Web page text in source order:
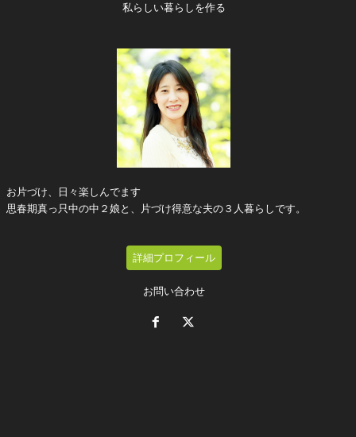
私らしい暮らしを作る
お片づけ、日々楽しんでます
思春期真っ只中の中２娘と、片づけ得意な夫の３人暮らしです。
詳細プロフィール
お問い合わせ